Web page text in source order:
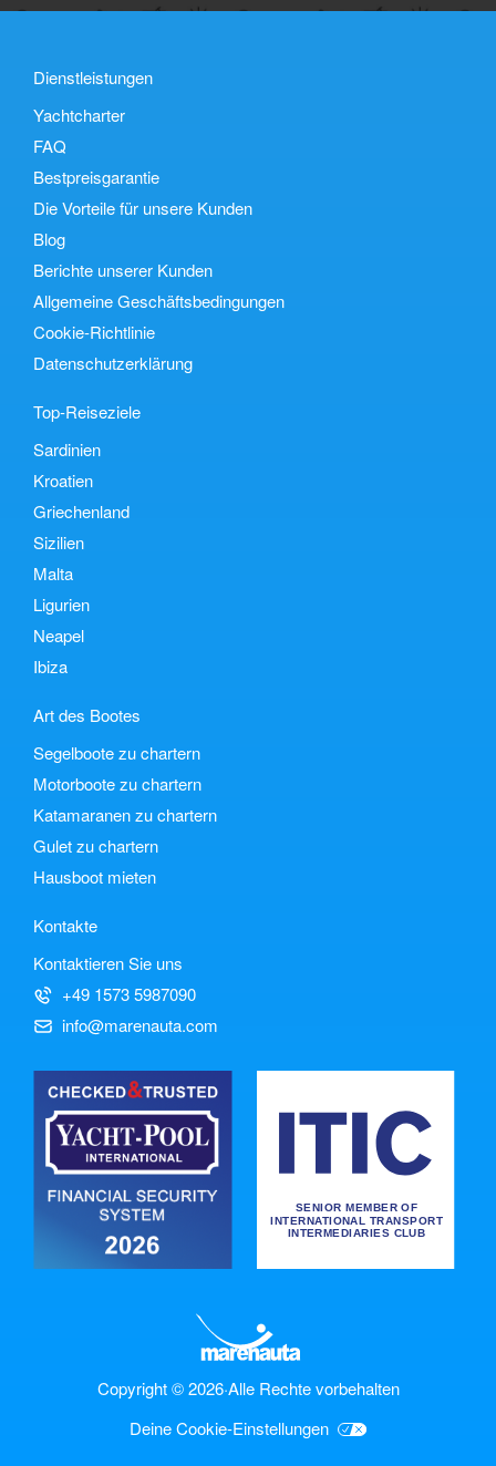
Dienstleistungen
Yachtcharter
FAQ
Bestpreisgarantie
Die Vorteile für unsere Kunden
Blog
Berichte unserer Kunden
Allgemeine Geschäftsbedingungen
Cookie-Richtlinie
Datenschutzerklärung
Top-Reiseziele
Sardinien
Kroatien
Griechenland
Sizilien
Malta
Ligurien
Neapel
Ibiza
Art des Bootes
Segelboote zu chartern
Motorboote zu chartern
Katamaranen zu chartern
Gulet zu chartern
Hausboot mieten
Kontakte
Kontaktieren Sie uns
+49 1573 5987090
info@marenauta.com
Copyright © 2026·Alle Rechte vorbehalten
Deine Cookie-Einstellungen